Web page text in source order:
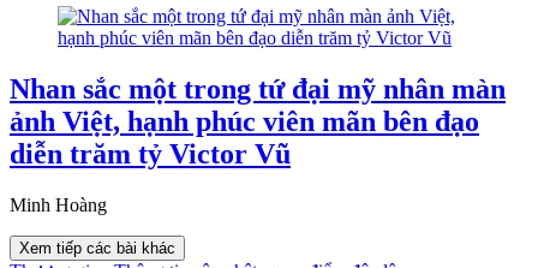
Nhan sắc một trong tứ đại mỹ nhân màn
ảnh Việt, hạnh phúc viên mãn bên đạo
diễn trăm tỷ Victor Vũ
Minh Hoàng
Xem tiếp các bài khác